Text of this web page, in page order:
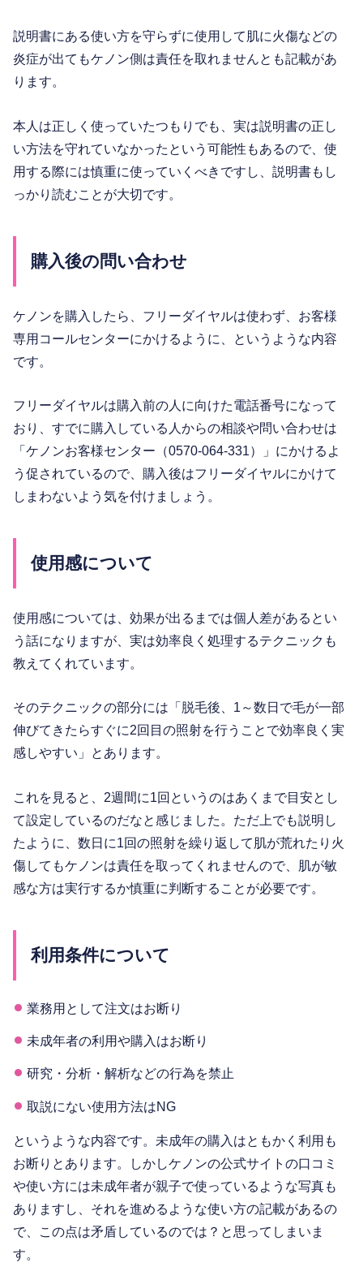
説明書にある使い方を守らずに使用して肌に火傷などの
炎症が出てもケノン側は責任を取れませんとも記載があ
ります。
本人は正しく使っていたつもりでも、実は説明書の正し
い方法を守れていなかったという可能性もあるので、使
用する際には慎重に使っていくべきですし、説明書もし
っかり読むことが大切です。
購入後の問い合わせ
ケノンを購入したら、フリーダイヤルは使わず、お客様
専用コールセンターにかけるように、というような内容
です。
フリーダイヤルは購入前の人に向けた電話番号になって
おり、すでに購入している人からの相談や問い合わせは
「ケノンお客様センター（0570-064-331）」にかけるよ
う促されているので、購入後はフリーダイヤルにかけて
しまわないよう気を付けましょう。
使用感について
使用感については、効果が出るまでは個人差があるとい
う話になりますが、実は効率良く処理するテクニックも
教えてくれています。
そのテクニックの部分には「脱毛後、1～数日で毛が一部
伸びてきたらすぐに2回目の照射を行うことで効率良く実
感しやすい」とあります。
これを見ると、2週間に1回というのはあくまで目安とし
て設定しているのだなと感じました。ただ上でも説明し
たように、数日に1回の照射を繰り返して肌が荒れたり火
傷してもケノンは責任を取ってくれませんので、肌が敏
感な方は実行するか慎重に判断することが必要です。
利用条件について
業務用として注文はお断り
未成年者の利用や購入はお断り
研究・分析・解析などの行為を禁止
取説にない使用方法はNG
というような内容です。未成年の購入はともかく利用も
お断りとあります。しかしケノンの公式サイトの口コミ
や使い方には未成年者が親子で使っているような写真も
ありますし、それを進めるような使い方の記載があるの
で、この点は矛盾しているのでは？と思ってしまいま
す。